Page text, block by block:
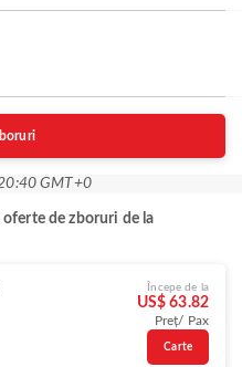
GMT+0
de zboruri de la
Începe de la
US$ 63.82
Preț/ Pax
Carte